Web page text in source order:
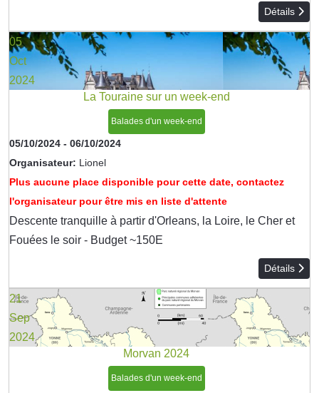
Détails
05
Oct
2024
La Touraine sur un week-end
Balades d'un week-end
05/10/2024 - 06/10/2024
Organisateur: Lionel
Plus aucune place disponible pour cette date, contactez
l'organisateur pour être mis en liste d'attente
Descente tranquille à partir d'Orleans, la Loire, le Cher et
Fouées le soir - Budget ~150E
Détails
21
Sep
2024
Morvan 2024
Balades d'un week-end